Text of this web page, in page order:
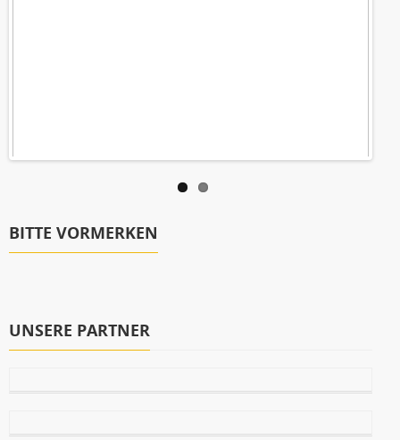
BITTE VORMERKEN
UNSERE PARTNER